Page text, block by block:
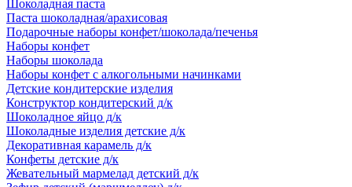
Шоколадная паста
Паста шоколадная/арахисовая
Подарочные наборы конфет/шоколада/печенья
Наборы конфет
Наборы шоколада
Наборы конфет с алкогольными начинками
Детские кондитерские изделия
Конструктор кондитерский д/к
Шоколадное яйцо д/к
Шоколадные изделия детские д/к
Декоративная карамель д/к
Конфеты детские д/к
Жевательный мармелад детский д/к